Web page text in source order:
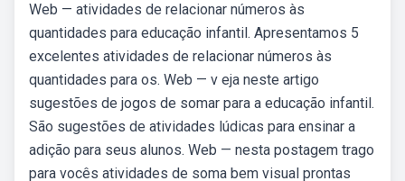
Web — atividades de relacionar números às
quantidades para educação infantil. Apresentamos 5
excelentes atividades de relacionar números às
quantidades para os. Web — v eja neste artigo
sugestões de jogos de somar para a educação infantil.
São sugestões de atividades lúdicas para ensinar a
adição para seus alunos. Web — nesta postagem trago
para vocês atividades de soma bem visual prontas